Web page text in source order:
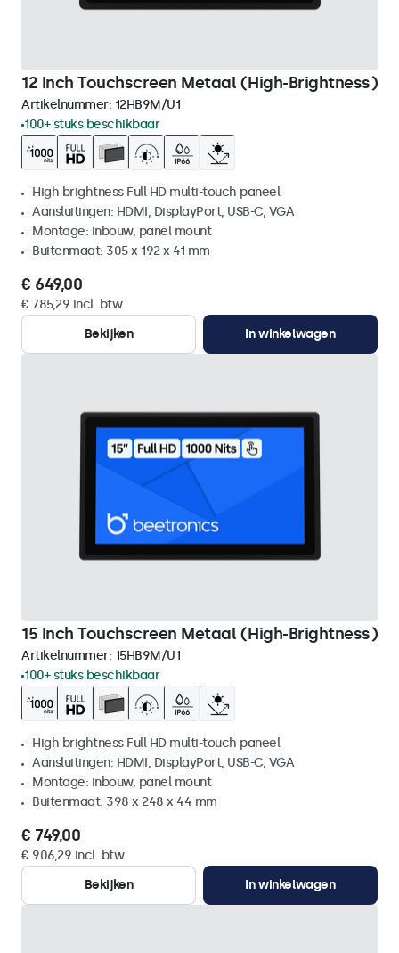
12 Inch Touchscreen Metaal (High-Brightness)
Artikelnummer: 12HB9M/U1
100+ stuks beschikbaar
High brightness Full HD multi-touch paneel
Aansluitingen: HDMI, DisplayPort, USB-C, VGA
Montage: inbouw, panel mount
Buitenmaat: 305 x 192 x 41 mm
€ 649,00
€ 785,29 incl. btw
Bekijken
In winkelwagen
15 Inch Touchscreen Metaal (High-Brightness)
Artikelnummer: 15HB9M/U1
100+ stuks beschikbaar
High brightness Full HD multi-touch paneel
Aansluitingen: HDMI, DisplayPort, USB-C, VGA
Montage: inbouw, panel mount
Buitenmaat: 398 x 248 x 44 mm
€ 749,00
€ 906,29 incl. btw
Bekijken
In winkelwagen